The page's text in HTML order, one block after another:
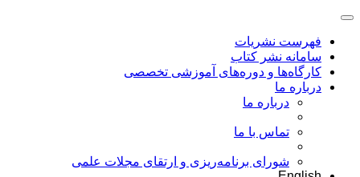
فهرست نشریات
سامانه نشر کتاب
کارگاه‌ها و دوره‌های آموزشی تخصصی
درباره ما
درباره ما
تماس با ما
شورای برنامه‌ریزی و ارتقای مجلات علمی